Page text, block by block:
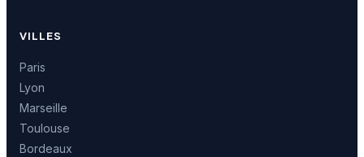
VILLES
Paris
Lyon
Marseille
Toulouse
Bordeaux